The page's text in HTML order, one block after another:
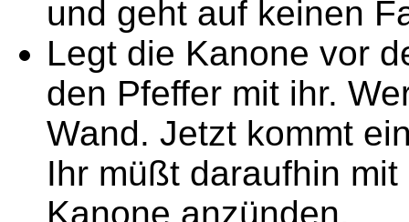
und geht auf keinen
Legt die Kanone vor
den Pfeffer mit ihr.
Wand. Jetzt kommt
Ihr müßt daraufhin
Kanone anzünden.